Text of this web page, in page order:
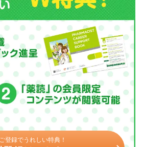
登録でうれしい特典！